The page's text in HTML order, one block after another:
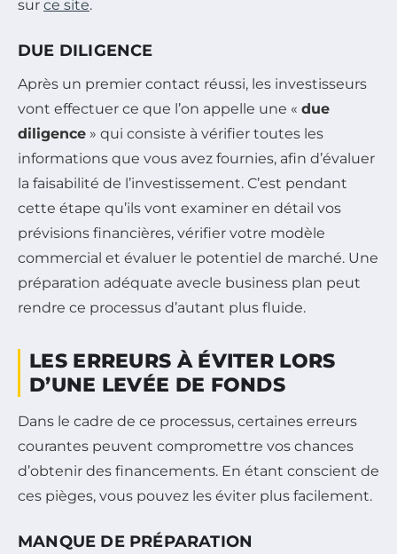
sur ce site.
DUE DILIGENCE
Après un premier contact réussi, les investisseurs
vont effectuer ce que l’on appelle une « due
diligence » qui consiste à vérifier toutes les
informations que vous avez fournies, afin d’évaluer
la faisabilité de l’investissement. C’est pendant
cette étape qu’ils vont examiner en détail vos
prévisions financières, vérifier votre modèle
commercial et évaluer le potentiel de marché. Une
préparation adéquate avecle business plan peut
rendre ce processus d’autant plus fluide.
LES ERREURS À ÉVITER LORS
D’UNE LEVÉE DE FONDS
Dans le cadre de ce processus, certaines erreurs
courantes peuvent compromettre vos chances
d’obtenir des financements. En étant conscient de
ces pièges, vous pouvez les éviter plus facilement.
MANQUE DE PRÉPARATION